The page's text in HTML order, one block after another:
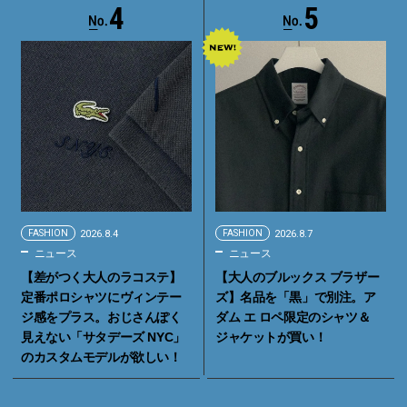
4
FASHION 2026.8.4
ニュース
【差がつく大人のラコステ】
定番ポロシャツにヴィンテー
ジ感をプラス。おじさんぽく
見えない「サタデーズ NYC」
のカスタムモデルが欲しい！
5
FASHION 2026.8.7
ニュース
【大人のブルックス ブラザー
ズ】名品を「黒」で別注。ア
ダム エ ロペ限定のシャツ＆
ジャケットが買い！